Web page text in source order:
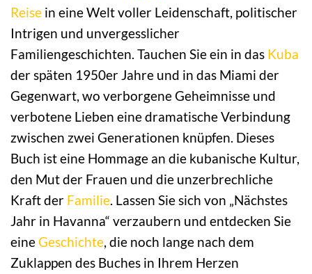
Reise in eine Welt voller Leidenschaft, politischer
Intrigen und unvergesslicher
Familiengeschichten. Tauchen Sie ein in das Kuba
der späten 1950er Jahre und in das Miami der
Gegenwart, wo verborgene Geheimnisse und
verbotene Lieben eine dramatische Verbindung
zwischen zwei Generationen knüpfen. Dieses
Buch ist eine Hommage an die kubanische Kultur,
den Mut der Frauen und die unzerbrechliche
Kraft der Familie . Lassen Sie sich von „Nächstes
Jahr in Havanna“ verzaubern und entdecken Sie
eineGeschichte , die noch lange nach dem
Zuklappen des Buches in Ihrem Herzen